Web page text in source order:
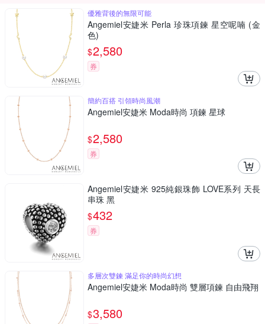
優雅背後的無限可能
Angemiel安婕米 Perla 珍珠項鍊 星空呢喃 (金
色)
$2,580
券
簡約百搭 引領時尚風潮
Angemiel安婕米 Moda時尚 項鍊 星球
$2,580
券
Angemiel安婕米 925純銀珠飾 LOVE系列 天長
串珠 黑
$432
券
多層次雙鍊 滿足你的時尚幻想
Angemiel安婕米 Moda時尚 雙層項鍊 自由飛翔
$3,580